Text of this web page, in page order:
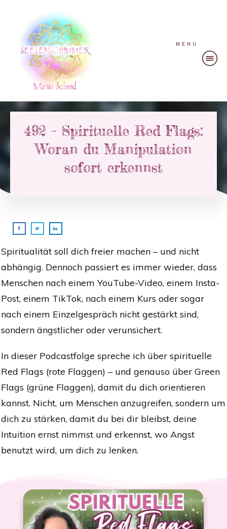
MENU
492 – Spirituelle Red Flags:
Woran du Manipulation
sofort erkennst
Spiritualität soll dich freier machen – und nicht
abhängig. Dennoch passiert es immer wieder, dass
Menschen nach einem YouTube-Video, einem Insta-
Post, einem TikTok, nach einem Kurs oder sogar
nach einem Einzelgespräch nicht gestärkt sind,
sondern ängstlicher oder verunsichert.
In dieser Podcastfolge spreche ich über spirituelle
Red Flags (rote Flaggen) – und genauso über Green
Flags (grüne Flaggen), damit du dich orientieren
kannst. Nicht, um Menschen anzugreifen, sondern um
dich zu stärken, damit du bei dir bleibst, deine
Intuition ernst nimmst und erkennst, wo Angst
benutzt wird, um dich zu lenken.